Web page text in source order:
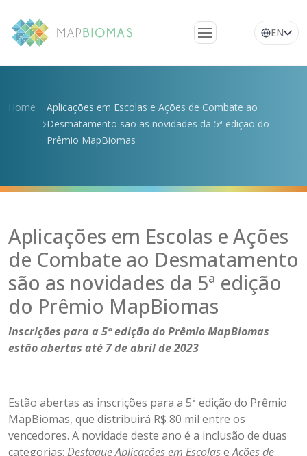
Plataforma
Notícias
EN
Home
Aplicações em Escolas e Ações de Combate ao
Desmatamento são as novidades da 5ª edição do
Prêmio MapBiomas
Aplicações em Escolas e Ações
de Combate ao Desmatamento
são as novidades da 5ª edição
do Prêmio MapBiomas
Inscrições para a 5ª edição do Prêmio MapBiomas
estão abertas até 7 de abril de 2023
Estão abertas as inscrições para a 5ª edição do Prêmio
MapBiomas, que distribuirá R$ 80 mil entre os
vencedores. A novidade deste ano é a inclusão de duas
categorias: Destaque Aplicações em EscolaseAções de